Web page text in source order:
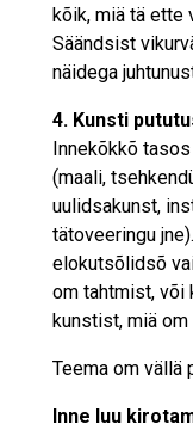
kõik, miä tä ette
Säändsist
näidega
4. Kunsti
Innekõkkõ
(maali,
uulidsakunst,
tätoveeringu
elokutsõlidsõ
om tahtmist, või
kunstist, miä om
Teema om vällä
Inne luu